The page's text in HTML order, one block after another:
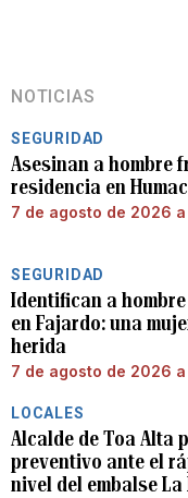
NOTICIAS
SEGURIDAD
Asesinan a hombre
residencia en
7 de agosto de 2026
SEGURIDAD
Identifican a
en Fajardo: una
herida
7 de agosto de 2026 a
LOCALES
Alcalde de Toa Alta
preventivo ante el
nivel del embalse La